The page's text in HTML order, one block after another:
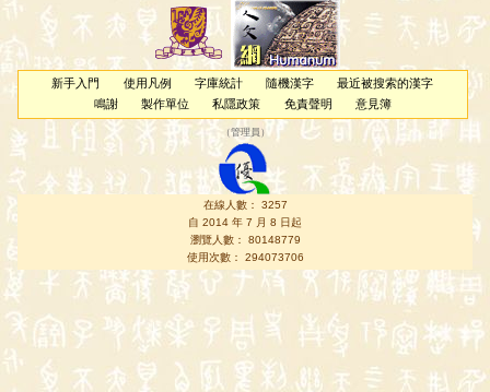
新手入門 使用凡例 字庫統計 隨機漢字
最近被搜索的漢字
鳴謝
製作單位 私隱政策 免責聲明 意見簿
（管理員 ）
在線人數： 3257
自 2014 年 7 月 8 日起
瀏覽人數： 80148779
使用次數： 294073706